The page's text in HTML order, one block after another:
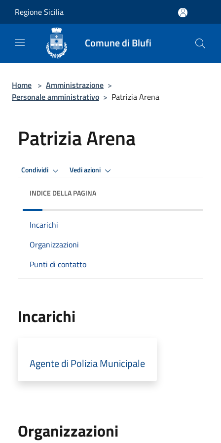
Regione Sicilia
Comune di Blufi
Home > Amministrazione >
Personale amministrativo > Patrizia Arena
Patrizia Arena
Condividi Vedi azioni
INDICE DELLA PAGINA
Incarichi
Organizzazioni
Punti di contatto
Incarichi
Agente di Polizia Municipale
Organizzazioni